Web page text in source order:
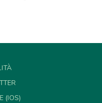
(IOS)